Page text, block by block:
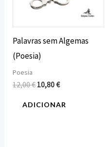
Palavras sem Algemas
(Poesia)
Poesia
12,00€ 10,80€
ADICIONAR